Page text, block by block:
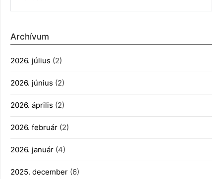
Archívum
2026. július (2)
2026. június (2)
2026. április (2)
2026. február (2)
2026. január (4)
2025. december (6)